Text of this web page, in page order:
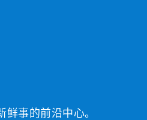
鲜事的前沿中心。